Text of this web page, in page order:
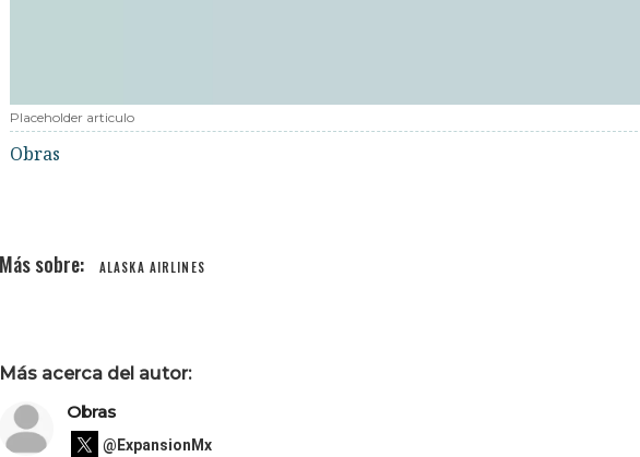
Placeholder articulo
Obras
ALASKA AIRLINES
Más acerca del autor:
Obras
@ExpansionMx